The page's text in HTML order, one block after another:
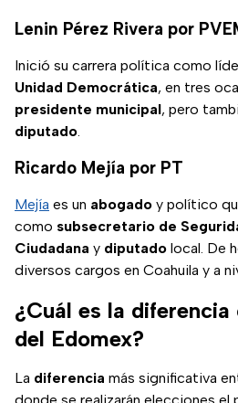
Lenin Pérez Rivera por
Inició su carrera política como
Unidad Democrática, en tres
presidente municipal, pero
diputado.
Ricardo Mejía por PT
Mejía es un abogado y político
como subsecretario de
Ciudadana y diputado local. De
diversos cargos en Coahuila y a
¿Cuál es la
del Edomex?
La diferencia más significativa